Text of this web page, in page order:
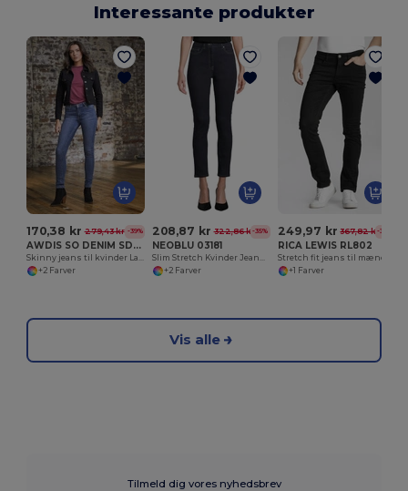
Interessante produkter
170,38 kr 279,43 kr -39%
AWDIS SO DENIM SD014
+2 Farver
208,87 kr 322,86 kr-35%
NEOBLU 03181
+2 Farver
249,97 kr 367,82 kr-32%
RICA LEWIS RL802
Stretch fit jeans til mænd
+1 Farver
Vis alle
Tilmeld dig vores nyhedsbrev